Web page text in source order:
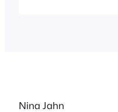
Nina Jahn